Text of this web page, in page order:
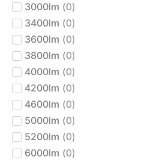
3000lm (0)
3400lm (0)
3600lm (0)
3800lm (0)
4000lm (0)
4200lm (0)
4600lm (0)
5000lm (0)
5200lm (0)
6000lm (0)